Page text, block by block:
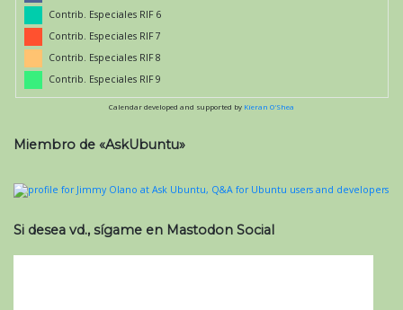
Contrib. Especiales RIF 6
Contrib. Especiales RIF 7
Contrib. Especiales RIF 8
Contrib. Especiales RIF 9
Calendar developed and supported by Kieran O'Shea
Miembro de «AskUbuntu»
Si desea vd., sígame en Mastodon Social